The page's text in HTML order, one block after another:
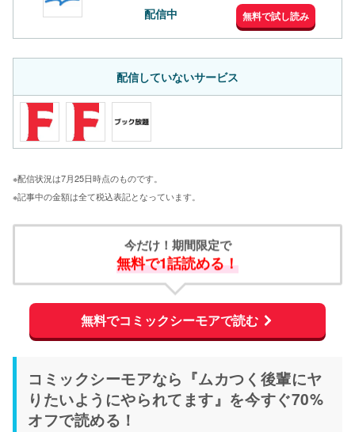
配信中 無料で試し読み
配信していないサービス
※配信状況は7月25日時点のものです。
※記事中の金額は全て税込表記となっています。
今だけ！期間限定で
無料で1話読める！
無料でコミックシーモアで読む
コミックシーモアなら『ムカつく後輩にヤ
りたいようにやられてます』を今すぐ70%
オフで読める！